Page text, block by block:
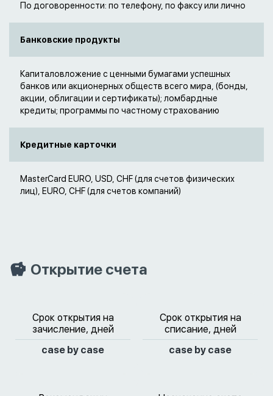
По договоренности: по телефону, по факсy или личнo
Банковские продукты
Капиталовложение с ценными бумагами успешных
банков или акционерных обществ всего мира, (бонды,
акции, облигации и сертификаты); ломбардные
кредиты; программы по частному страхованию
Кредитные карточки
MasterCard ЕURO, USD, CHF (для счетов физических
лиц), ЕURO, CHF (для счетов компаний)
Открытие счета
Срок открытия на
зачисление, дней
case by case
Срок открытия на
списание, дней
case by case